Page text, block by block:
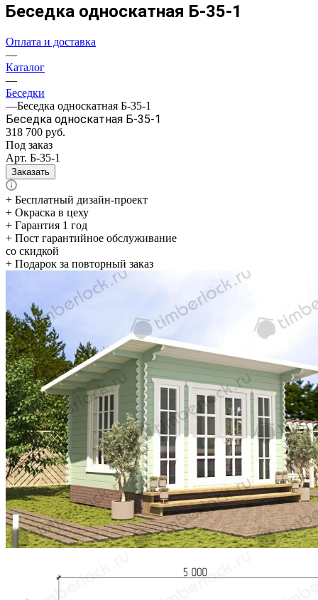
Беседка односкатная Б-35-1
Оплата и доставка
—
Каталог
—
Беседки
—Беседка односкатная Б-35-1
Беседка односкатная Б-35-1
318 700 руб.
Под заказ
Арт. Б-35-1
Заказать
+ Бесплатный дизайн-проект
+ Окраска в цеху
+ Гарантия 1 год
+ Пост гарантийное обслуживание
со скидкой
+ Подарок за повторный заказ